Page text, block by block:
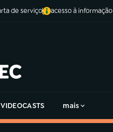
de serviço acesso à informação
VIDEOCASTS mais